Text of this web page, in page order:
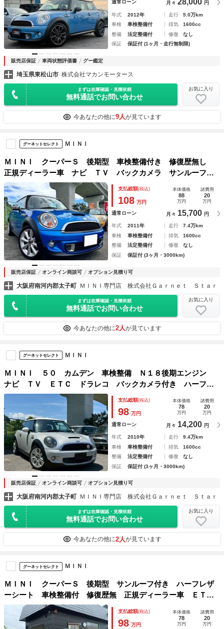
通常ローン 月々 28,000 円
年式 2012年 走行
5.0万km
車検
車検整備付 排気
1600cc
整備
法定整備付 修復
なし
保証
保証付 (1ヶ月・走行無制限)
販売店保証 車両状態評価書 グー鑑定
埼玉県東松山市 株式会社マカンモータース
まずは在庫確認・見積依頼
無料通話でお問い合わせ
お気に入り
今あなたの他に9人が見ています
グーネットセレクト ＭＩＮＩ
ＭＩＮＩ クーパーＳ 後期型 車検整備付き 修復歴無し
正規ディーラー車 ナビ ＴＶ バックカメラ サンルーフ付
き ステムシール タイミングチェーン交換 パドルシフト
ターボ
支払総額(税込)
108 万円
本体価格
88
万円
諸費用
20
万円
通常ローン 月々 15,700 円
年式 2011年 走行
7.4万km
車検
車検整備付 排気
1600cc
整備
法定整備付 修復
なし
保証
保証付 (3ヶ月・3000km)
販売店保証 オンライン商談可 オプション見積り可
大阪府南河内郡太子町 ＭＩＮＩ専門店 株式会社Ｇａｒｎｅｔ Ｓｔａｒ
まずは在庫確認・見積依頼
無料通話でお問い合わせ
お気に入り
今あなたの他に2人が見ています
グーネットセレクト ＭＩＮＩ
ＭＩＮＩ ５０ カムデン 車検整備 Ｎ１８後期エンジン
ナビ ＴＶ ＥＴＣ ドラレコ バックカメラ付き ハーフレ
ザーシート 修復歴無 正規ディーラー車 タイミングチェー
ン ステムシール交換 ターボ パドルシフト
支払総額(税込)
98 万円
本体価格
78
万円
諸費用
20
万円
通常ローン 月々 14,200 円
年式 2010年 走行
9.4万km
車検
車検整備付 排気
1600cc
整備
法定整備付 修復
なし
保証
保証付 (3ヶ月・3000km)
販売店保証 オンライン商談可 オプション見積り可
大阪府南河内郡太子町 ＭＩＮＩ専門店 株式会社Ｇａｒｎｅｔ Ｓｔａｒ
まずは在庫確認・見積依頼
無料通話でお問い合わせ
お気に入り
今あなたの他に2人が見ています
グーネットセレクト ＭＩＮＩ
ＭＩＮＩ クーパーＳ 後期型 サンルーフ付き ハーフレザ
ーシート 車検整備付 修復歴無 正規ディーラー車 ＥＴＣ
付き タイミングチェーン ステムシール交換 ターボ
支払総額(税込)
98 万円
本体価格
78
万円
諸費用
20
万円